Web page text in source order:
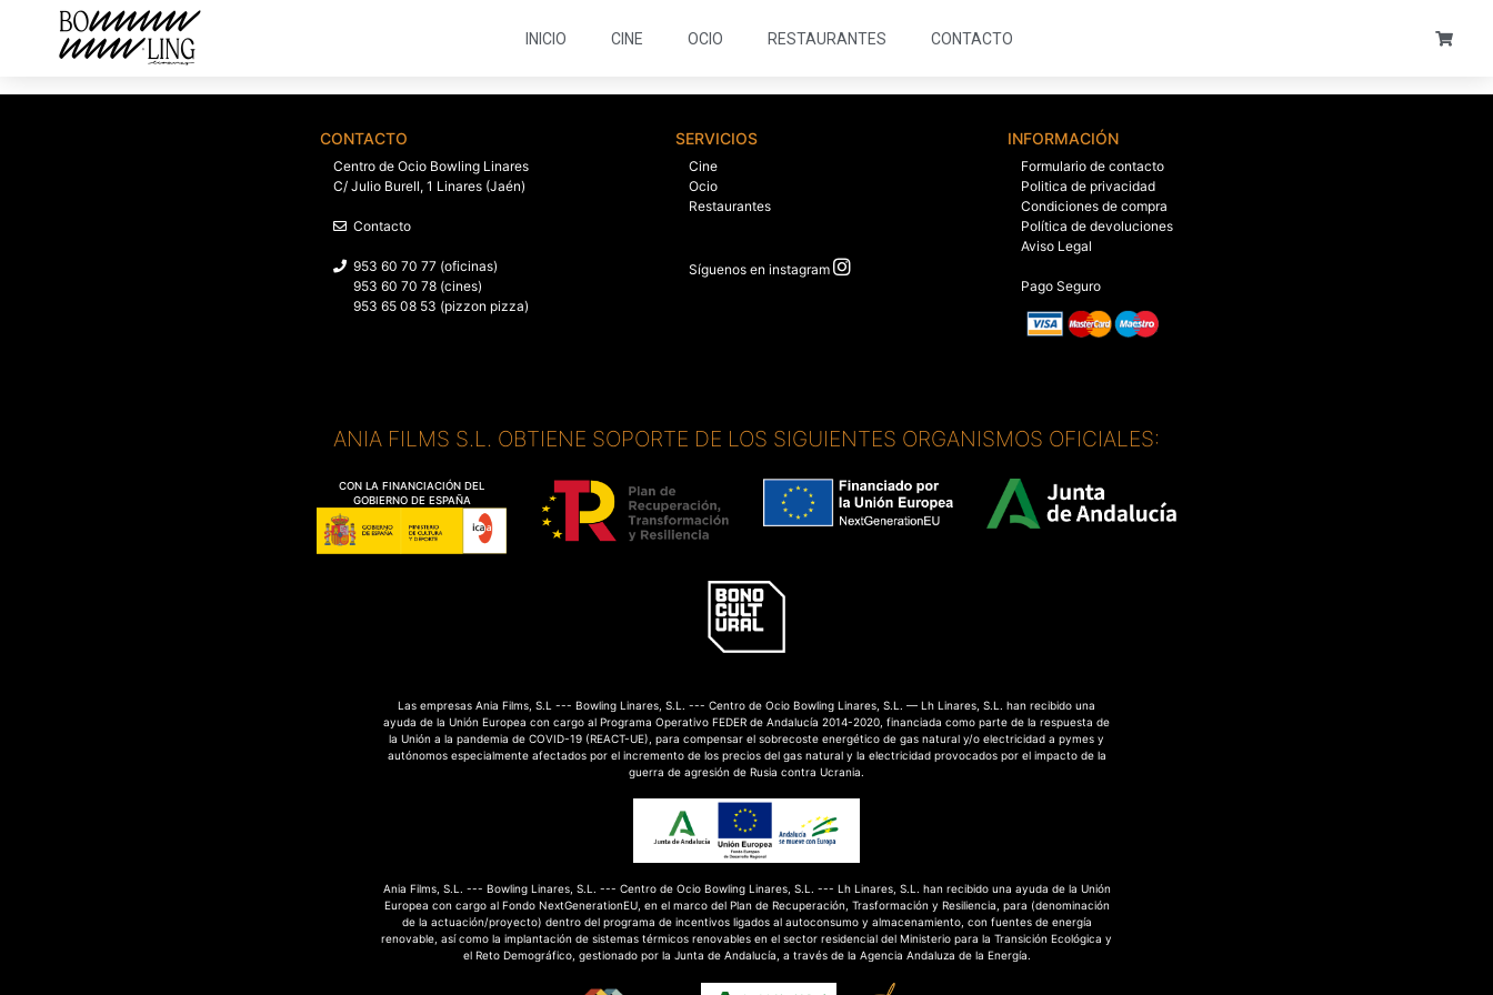
INICIO CINE OCIO RESTAURANTES CONTACTO
CONTACTO
Centro de Ocio Bowling Linares
C/ Julio Burell, 1 Linares (Jaén)
Contacto
953 60 70 77 (oficinas)
953 60 70 78 (cines)
953 65 08 53 (pizzon pizza)
SERVICIOS
Cine
Ocio
Restaurantes
Síguenos en instagram
INFORMACIÓN
Formulario de contacto
Politica de privacidad
Condiciones de compra
Política de devoluciones
Aviso Legal
Pago Seguro
ANIA FILMS S.L. OBTIENE SOPORTE DE LOS SIGUIENTES ORGANISMOS OFICIALES:
CON LA FINANCIACIÓN DEL
GOBIERNO DE ESPAÑA
Las empresas Ania Films, S.L --- Bowling Linares, S.L. --- Centro de Ocio Bowling Linares, S.L. — Lh Linares, S.L. han recibido una
ayuda de la Unión Europea con cargo al Programa Operativo FEDER de Andalucía 2014-2020, financiada como parte de la respuesta de
la Unión a la pandemia de COVID-19 (REACT-UE), para compensar el sobrecoste energético de gas natural y/o electricidad a pymes y
autónomos especialmente afectados por el incremento de los precios del gas natural y la electricidad provocados por el impacto de la
guerra de agresión de Rusia contra Ucrania.
Ania Films, S.L. --- Bowling Linares, S.L. --- Centro de Ocio Bowling Linares, S.L. --- Lh Linares, S.L. han recibido una ayuda de la Unión
Europea con cargo al Fondo NextGenerationEU, en el marco del Plan de Recuperación, Trasformación y Resiliencia, para (denominación
de la actuación/proyecto) dentro del programa de incentivos ligados al autoconsumo y almacenamiento, con fuentes de energía
renovable, así como la implantación de sistemas térmicos renovables en el sector residencial del Ministerio para la Transición Ecológica y
el Reto Demográfico, gestionado por la Junta de Andalucía, a través de la Agencia Andaluza de la Energía.